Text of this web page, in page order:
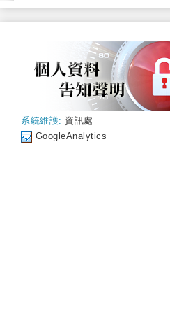
系統維護: 資訊處
GoogleAnalytics